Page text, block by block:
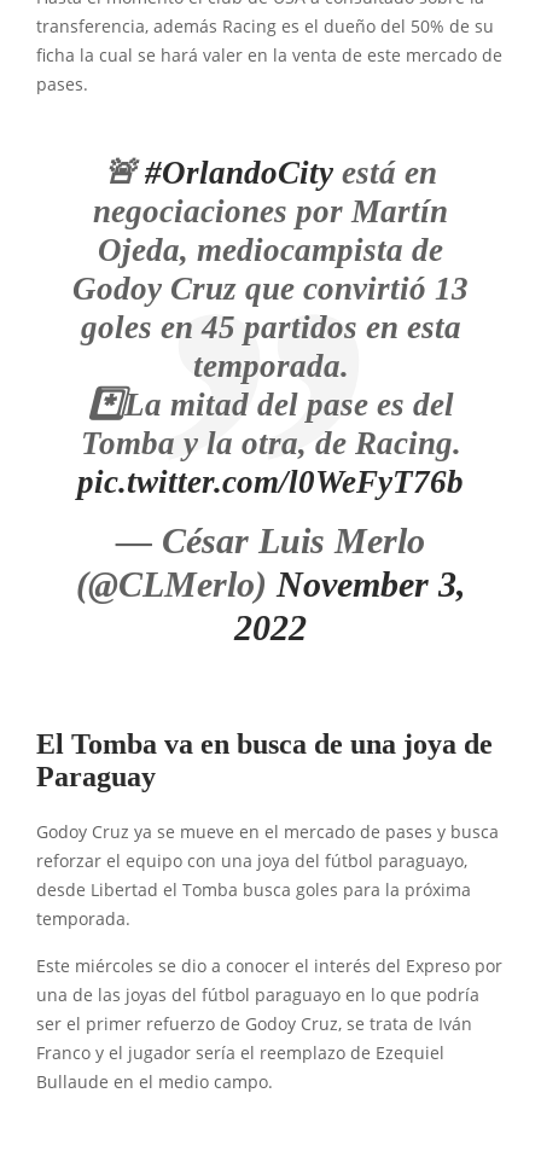
transferencia, además Racing es el dueño del 50% de su
ficha la cual se hará valer en la venta de este mercado de
pases.
🚨#OrlandoCity está en
negociaciones por Martín
Ojeda, mediocampista de
Godoy Cruz que convirtió 13
goles en 45 partidos en esta
temporada.
*️⃣La mitad del pase es del
Tomba y la otra, de Racing.
pic.twitter.com/l0WeFyT76b
— César Luis Merlo
(@CLMerlo) November 3,
2022
El Tomba va en busca de una joya de
Paraguay
Godoy Cruz ya se mueve en el mercado de pases y busca
reforzar el equipo con una joya del fútbol paraguayo,
desde Libertad el Tomba busca goles para la próxima
temporada.
Este miércoles se dio a conocer el interés del Expreso por
una de las joyas del fútbol paraguayo en lo que podría
ser el primer refuerzo de Godoy Cruz, se trata de Iván
Franco y el jugador sería el reemplazo de Ezequiel
Bullaude en el medio campo.